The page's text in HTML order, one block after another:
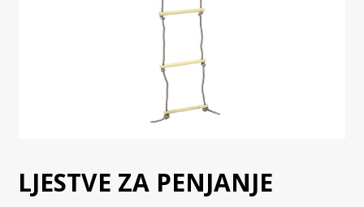
LJESTVE ZA PENJANJE